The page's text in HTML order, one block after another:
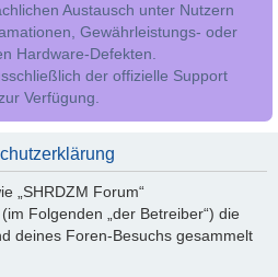
Austausch unter Nutzern
Gewährleistungs- oder
Hardware-Defekten.
der offizielle Support
Verfügung.
„SHRDZM Forum“
Folgenden „der Betreiber“) die
deines Foren-Besuchs gesammelt